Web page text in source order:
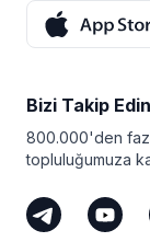
Bizi Takip Edin
800.000'den
topluluğumuza